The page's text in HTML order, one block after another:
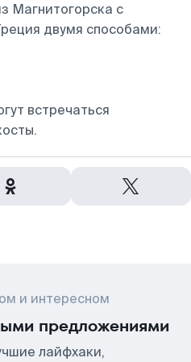
Магнитогорска с
двумя способами:
встречаться
и интересном
предложениями
лайфхаки,